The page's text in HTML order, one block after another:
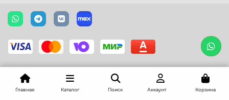
Главная Каталог Поиск Аккаунт Корзина